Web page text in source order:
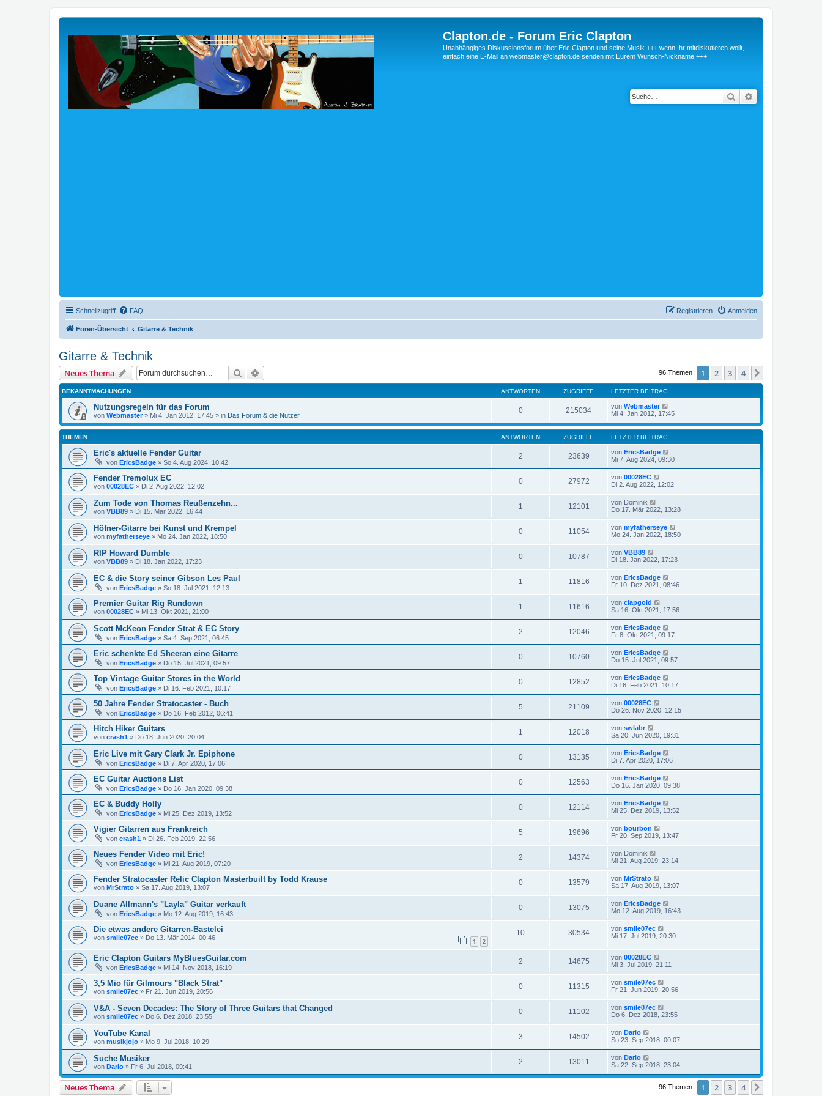
Clapton.de - Forum Eric Clapton
Unabhängiges Diskussionsforum über Eric Clapton und seine Musik +++ wenn Ihr mitdiskutieren wollt,
einfach eine E-Mail an webmaster@clapton.de senden mit Eurem Wunsch-Nickname +++
Suche
Schnellzugriff FAQ Anmelden
Registrieren
Foren-Übersicht Gitarre & Technik
Gitarre & Technik
Neues Thema Suche 96 Themen 1 2 3 4
BEKANNTMACHUNGEN ANTWORTEN ZUGRIFFE LETZTER BEITRAG
Nutzungsregeln für das Forum
von Webmaster» Mi 4. Jan 2012, 17:45 » in Das Forum & die Nutzer
0 215034 von Webmaster
Mi 4. Jan 2012, 17:45
THEMEN ANTWORTEN ZUGRIFFE LETZTER BEITRAG
Eric's aktuelle Fender Guitar
von EricsBadge » So 4. Aug 2024, 10:42
2 23639 von EricsBadge
Mi 7. Aug 2024, 09:30
Fender Tremolux EC
von 00028EC » Di 2. Aug 2022, 12:02
0 27972 von 00028EC
Di 2. Aug 2022, 12:02
Zum Tode von Thomas Reußenzehn...
von VBB89 » Di 15. Mär 2022, 16:44
1 12101 von Dominik
Do 17. Mär 2022, 13:28
Höfner-Gitarre bei Kunst und Krempel
von myfatherseye » Mo 24. Jan 2022, 18:50
0 11054 von myfatherseye
Mo 24. Jan 2022, 18:50
RIP Howard Dumble
von VBB89 » Di 18. Jan 2022, 17:23
0 10787 von VBB89
Di 18. Jan 2022, 17:23
EC & die Story seiner Gibson Les Paul
von EricsBadge » So 18. Jul 2021, 12:13
1 11816 von EricsBadge
Fr 10. Dez 2021, 08:46
Premier Guitar Rig Rundown
von 00028EC » Mi 13. Okt 2021, 21:00
1 11616 von clapgold
Sa 16. Okt 2021, 17:56
Scott McKeon Fender Strat & EC Story
von EricsBadge » Sa 4. Sep 2021, 06:45
2 12046 von EricsBadge
Fr 8. Okt 2021, 09:17
Eric schenkte Ed Sheeran eine Gitarre
von EricsBadge » Do 15. Jul 2021, 09:57
0 10760 von EricsBadge
Do 15. Jul 2021, 09:57
Top Vintage Guitar Stores in the World
von EricsBadge » Di 16. Feb 2021, 10:17
0 12852 von EricsBadge
Di 16. Feb 2021, 10:17
50 Jahre Fender Stratocaster - Buch
von EricsBadge » Do 16. Feb 2012, 06:41
5 21109 von 00028EC
Do 26. Nov 2020, 12:15
Hitch Hiker Guitars
von crash1 » Do 18. Jun 2020, 20:04
1 12018 von swlabr
Sa 20. Jun 2020, 19:31
Eric Live mit Gary Clark Jr. Epiphone
von EricsBadge » Di 7. Apr 2020, 17:06
0 13135 von EricsBadge
Di 7. Apr 2020, 17:06
EC Guitar Auctions List
von EricsBadge » Do 16. Jan 2020, 09:38
0 12563 von EricsBadge
Do 16. Jan 2020, 09:38
EC & Buddy Holly
von EricsBadge » Mi 25. Dez 2019, 13:52
0 12114 von EricsBadge
Mi 25. Dez 2019, 13:52
Vigier Gitarren aus Frankreich
von crash1 » Di 26. Feb 2019, 22:56
5 19696 von bourbon
Fr 20. Sep 2019, 13:47
Neues Fender Video mit Eric!
von EricsBadge » Mi 21. Aug 2019, 07:20
2 14374 von Dominik
Mi 21. Aug 2019, 23:14
Fender Stratocaster Relic Clapton Masterbuilt by Todd Krause
von MrStrato » Sa 17. Aug 2019, 13:07
0 13579 von MrStrato
Sa 17. Aug 2019, 13:07
Duane Allmann's "Layla" Guitar verkauft
von EricsBadge » Mo 12. Aug 2019, 16:43
0 13075 von EricsBadge
Mo 12. Aug 2019, 16:43
Die etwas andere Gitarren-Bastelei
von smile07ec » Do 13. Mär 2014, 00:46 1 2
10 30534 von smile07ec
Mi 17. Jul 2019, 20:30
Eric Clapton Guitars MyBluesGuitar.com
von EricsBadge » Mi 14. Nov 2018, 16:19
2 14675 von 00028EC
Mi 3. Jul 2019, 21:11
3,5 Mio für Gilmours "Black Strat"
von smile07ec » Fr 21. Jun 2019, 20:56
0 11315 von smile07ec
Fr 21. Jun 2019, 20:56
V&A - Seven Decades: The Story of Three Guitars that Changed
von smile07ec » Do 6. Dez 2018, 23:55
0 11102 von smile07ec
Do 6. Dez 2018, 23:55
YouTube Kanal
von musikjojo » Mo 9. Jul 2018, 10:29
3 14502 von Dario
So 23. Sep 2018, 00:07
Suche Musiker
von Dario » Fr 6. Jul 2018, 09:41
2 13011 von Dario
Sa 22. Sep 2018, 23:04
Neues Thema 96 Themen 1 2 3 4